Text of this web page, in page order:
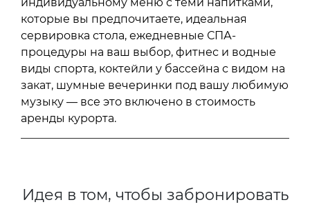
которые вы предпочитаете, идеальная
сервировка стола, ежедневные СПА-
процедуры на ваш выбор, фитнес и водные
виды спорта, коктейли у бассейна с видом на
закат, шумные вечеринки под вашу любимую
музыку — все это включено в стоимость
аренды курорта.
Идея в том, чтобы забронировать